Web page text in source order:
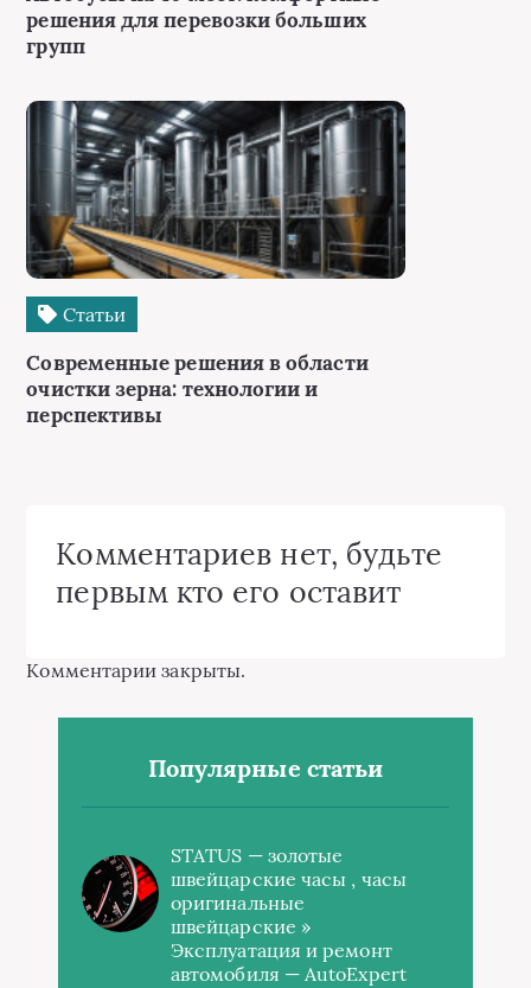
решения для перевозки больших
групп
Статьи
Современные решения в области
очистки зерна: технологии и
перспективы
Комментариев нет, будьте
первым кто его оставит
Комментарии закрыты.
Популярные статьи
STATUS — золотые
швейцарские часы , часы
оригинальные
швейцарские »
Эксплуатация и ремонт
автомобиля — AutoExpert